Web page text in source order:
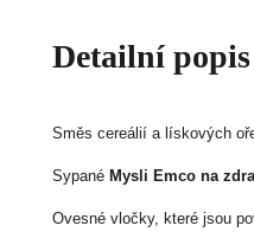
Detailní
Směs cereálií a lískových
Sypané Mysli Emco na
Ovesné vločky, které jsou